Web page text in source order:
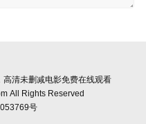
清未删减电影免费在线观看
All Rights Reserved
号